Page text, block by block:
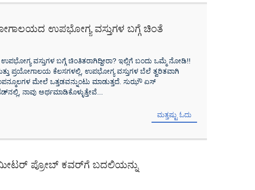
ಉಪಭೋಗ್ಯ ವಸ್ತುಗಳ ಬಗ್ಗೆ ಚಿಂತೆ
ಒಮ್ಮೆ ನೋಡಿ!
ವಸ್ತುಗಳ ಬಗ್ಗೆ ಚಿಂತಿತರಾಗಿದ್ದೀರಾ? ಇಲ್ಲಿಗೆ ಬಂದು ಒಮ್ಮೆ ನೋಡಿ!!
ಪ್ರಯೋಗಾಲಯ ಕೆಲಸಗಳಲ್ಲಿ, ಉಪಭೋಗ್ಯ ವಸ್ತುಗಳ ಬೆಲೆ ತ್ವರಿತವಾಗಿ
ಮೇಲೆ ಒತ್ತಡವನ್ನುಂಟು ಮಾಡುತ್ತದೆ. ಸುಝೌ ಏಸ್
ನಾವು ಅರ್ಥಮಾಡಿಕೊಳ್ಳುತ್ತೇವೆ...
ಮತ್ತಷ್ಟು ಓದು
ಪ್ರೋಬ್ ಕವರ್‌ಗೆ ಬದಲಿಯನ್ನು